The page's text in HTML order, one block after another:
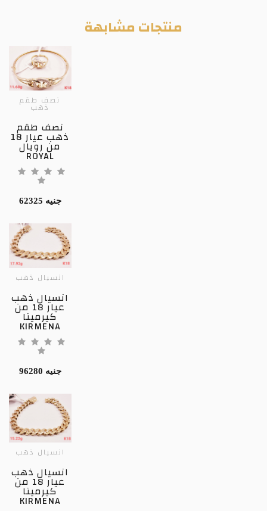
منتجات مشابهة
نصف طقم
ذهب
نصف طقم
ذهب عيار 18
من رويال
ROYAL
62325 جنيه
انسيال ذهب
انسيال ذهب
عيار 18 من
كيرمينا
KIRMENA
96280 جنيه
انسيال ذهب
انسيال ذهب
عيار 18 من
كيرمينا
KIRMENA